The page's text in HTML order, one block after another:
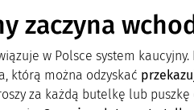
zaczyna
w Polsce system
którą można odzyskać
za każdą butelkę lub